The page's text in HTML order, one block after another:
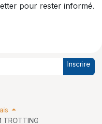
pour rester informé.
Inscrire